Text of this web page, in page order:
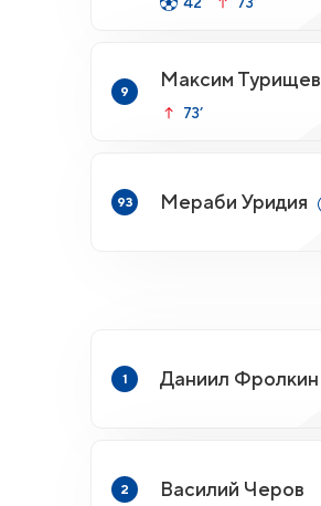
9
Максим Турищев
73’
93 Мераби Уридия
1 Даниил Фролкин
2 Василий Черов